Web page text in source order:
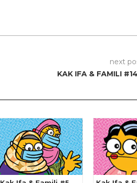
next
KAK IFA & FAMILI